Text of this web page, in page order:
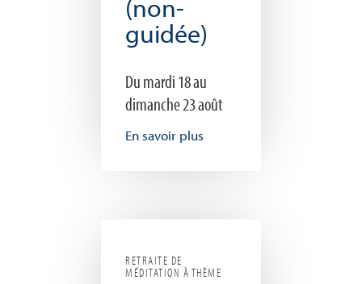
(non-
guidée)
Du mardi 18 au
dimanche 23 août
En savoir plus
RETRAITE DE
MÉDITATION À THÈME